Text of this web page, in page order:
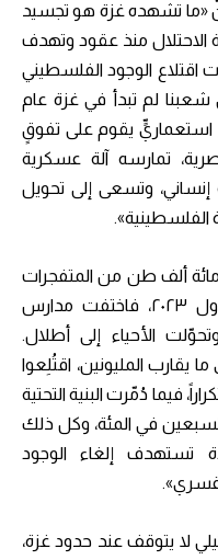
«ما تشهده غزة هو تجسيد
الاحتلال منذ عقود وتهدف
اقتلاع الوجود الفلسطيني
شعبنا لم تبدأ في غزة عام
استعماريٍّ يقوم على تفوقٍ
تمارسه آلة عسكرية
إنساني، وتسعى إلى تحويل
الفلسطينية».
مائة ألف طن من المتفجرات
أُلقيت على القطاع منذ تشرين الأول ٢٠٢٣، فاختفت مدارس
الأحياء إلى أطلال.
المليونين، اقتُلِعوا
فيما دُمّرت البنية التحتية
في المئة، وكل ذلك
تستهدف إلغاء الوجود
قسري».
لا يتوقف عند حدود غزة،